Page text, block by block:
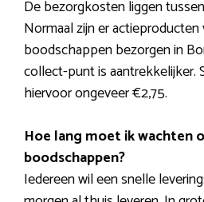
De bezorgkosten liggen
Normaal zijn er
boodschappen bezorgen in
collect-punt is aantrekkelijker.
hiervoor ongeveer €2,75.
Hoe lang moet ik wachten
boodschappen?
Iedereen wil een snelle